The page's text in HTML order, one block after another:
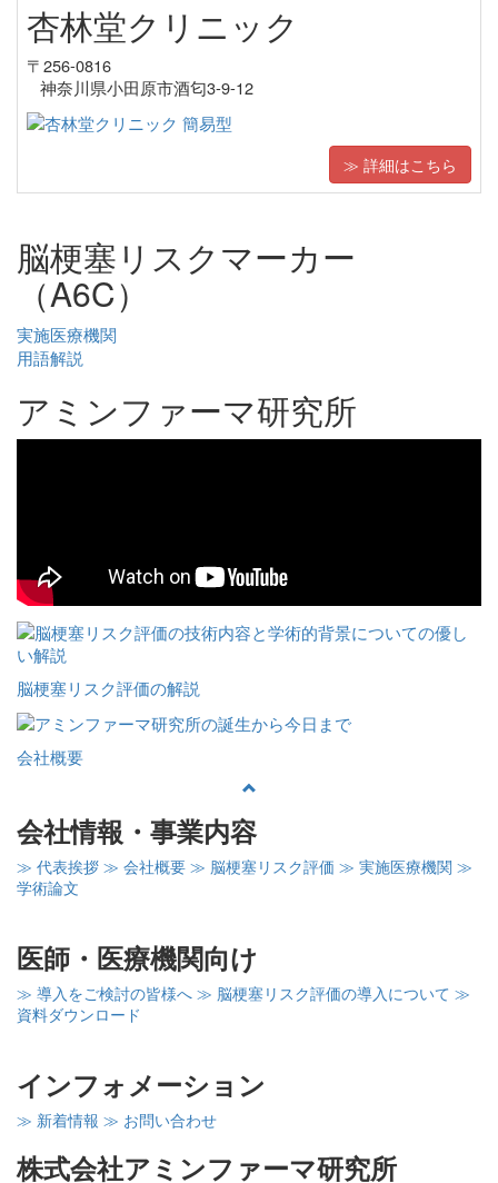
杏林堂クリニック
〒256-0816
神奈川県小田原市酒匂3-9-12
≫ 詳細はこちら
脳梗塞リスクマーカー
（A6C）
実施医療機関
用語解説
アミンファーマ研究所
脳梗塞リスク評価の解説
会社概要
会社情報・事業内容
≫ 代表挨拶 ≫ 会社概要 ≫ 脳梗塞リスク評価 ≫ 実施医療機関 ≫
学術論文
医師・医療機関向け
≫ 導入をご検討の皆様へ ≫ 脳梗塞リスク評価の導入について ≫
資料ダウンロード
インフォメーション
≫ 新着情報 ≫ お問い合わせ
株式会社アミンファーマ研究所